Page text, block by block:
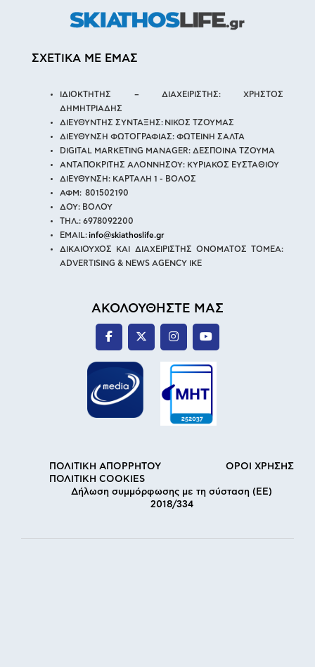
ΣΧΕΤΙΚΑ ΜΕ ΕΜΑΣ
ΙΔΙΟΚΤΗΤΗΣ – ΔΙΑΧΕΙΡΙΣΤΗΣ: ΧΡΗΣΤΟΣ
ΔΗΜΗΤΡΙΑΔΗΣ
ΔΙΕΥΘΥΝΤΗΣ ΣΥΝΤΑΞΗΣ: ΝΙΚΟΣ ΤΖΟΥΜΑΣ
ΔΙΕΥΘΥΝΣΗ ΦΩΤΟΓΡΑΦΙΑΣ: ΦΩΤΕΙΝΗ ΣΑΛΤΑ
DIGITAL MARKETING MANAGER: ΔΕΣΠΟΙΝΑ ΤΖΟΥΜΑ
ΑΝΤΑΠΟΚΡΙΤΗΣ ΑΛΟΝΝΗΣΟΥ: ΚΥΡΙΑΚΟΣ ΕΥΣΤΑΘΙΟΥ
ΔΙΕΥΘΥΝΣΗ: ΚΑΡΤΑΛΗ 1 - ΒΟΛΟΣ
ΑΦΜ: 801502190
ΔΟΥ: ΒΟΛΟΥ
ΤΗΛ.: 6978092200
EMAIL:info@skiathoslife.gr
ΔΙΚΑΙΟΥΧΟΣ ΚΑΙ ΔΙΑΧΕΙΡΙΣΤΗΣ ΟΝΟΜΑΤΟΣ ΤΟΜΕΑ:
ADVERTISING & NEWS AGENCY IKE
ΑΚΟΛΟΥΘΗΣΤΕ ΜΑΣ
ΠΟΛΙΤΙΚΗ ΑΠΟΡΡΗΤΟΥ
ΟΡΟΙ ΧΡΗΣΗΣ
ΠΟΛΙΤΙΚΗ COOKIES
Δήλωση συμμόρφωσης με τη σύσταση (ΕΕ)
2018/334